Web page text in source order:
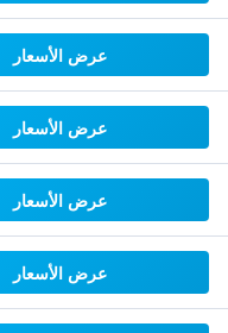
عرض الأسعار
عرض الأسعار
عرض الأسعار
عرض الأسعار